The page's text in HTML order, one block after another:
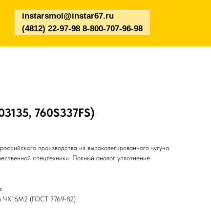
(4812) 22-97-98 8-800-707-96-98
instarsmol@instar67.ru
760S337FS)
производства из высоколегированного чугуна
спецтехники. Полный аналог уплотнение
ЧХ16М2 (ГОСТ 7769-82)